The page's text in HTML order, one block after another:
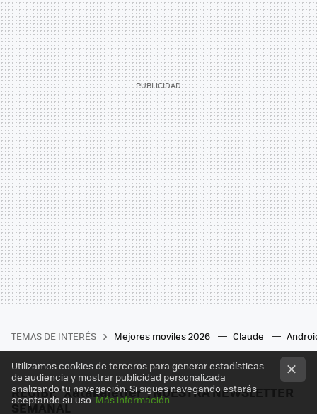
TEMAS DE INTERÉS Mejores moviles 2026 Claude
RECIBE "Xatakaletter", NUESTRA NEWSLETTER
SEMANAL
Utilizamos cookies de terceros para generar estadísticas
de audiencia y mostrar publicidad personalizada
analizando tu navegación. Si sigues navegando estarás
aceptando su uso. Más información